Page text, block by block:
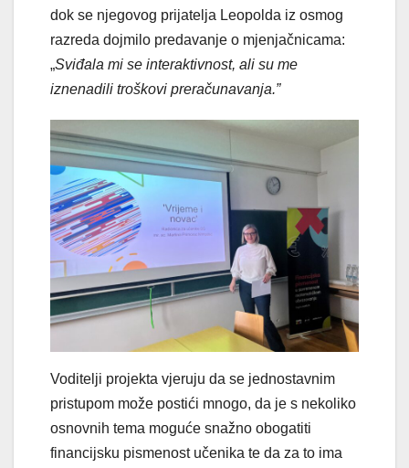
dok se njegovog prijatelja Leopolda iz osmog
razreda dojmilo predavanje o mjenjačnicama:
„Sviđala mi se interaktivnost, ali su me
iznenadili troškovi preračunavanja.”
Voditelji projekta vjeruju da se jednostavnim
pristupom može postići mnogo, da je s nekoliko
osnovnih tema moguće snažno obogatiti
financijsku pismenost učenika te da za to ima